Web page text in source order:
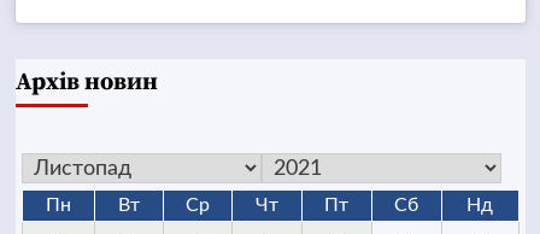
Архів новин
Пн Вт Ср Чт Пт Сб Нд